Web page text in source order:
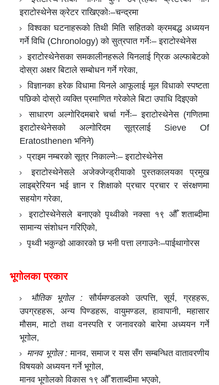
इराटोस्थेनेस क्रेटर राखिएकोः–चन्द्रमा
विश्वका घटनाहरूको तिथी मिति सहितको क्रमबद्ध अध्ययन
गर्ने विधि (Chronology) को सुत्रपात गर्नेः– इराटोस्थेनेस
इराटोस्थेनेसका समकालीनहरूले यिनलाई ग्रिक अल्फाबेटको
दोस्रा अक्षर बिटाले सम्बोधन गर्ने गरेका,
विज्ञानका हरेक विधामा यिनले आफूलाई मूल विधाको स्पष्टता
पछिको दोस्रो व्यक्ति प्रमाणित गरेकोले बिटा उपाधि दिइएको
साधारण अल्गोरिदमबारे चर्चा गर्नेः– इराटोस्थेनेस (गणितमा
इराटोस्थेनेसको अल्गोरिदम सूत्रलाई Sieve Of
Eratosthenen भनिने)
प्राइम नम्बरको सूत्र निकाल्नेः– इराटोस्थेनेस
इराटोस्थेनेसले अजेक्जेन्ड्रीयाको पुस्तकालयका प्रमुख
लाइब्रेरियन भई ज्ञान र शिक्षाको प्रचार प्रचार र संरक्षणमा
सहयोग गरेका,
इराटोस्थेनेसले बनाएको पृथ्वीको नक्सा १९ औँ शताब्दीमा
सामान्य संशोधन गरिएिको,
पृथ्वी भकुन्डो आकारको छ भनी पत्ता लगाउनेः–पाईथागोरस
भूगोलका प्रकार
भौतिक भूगोल : सौर्यमण्डलको उत्पत्ति, सूर्य, ग्रहहरू,
उपग्रहहरू, अन्य पिण्डहरू, वायुमण्डल, हावापानी, महासार
मौसम, माटो तथा वनस्पति र जनावरको बारेमा अध्ययन गर्ने
भूगोल,
मानव भूगोल : मानव, समाज र यस सँग सम्बन्धित वातावरणीय
विषयको अध्ययन गर्ने भूगोल,
मानव भूगोलको विकास १९ औँ शताब्दीमा भएको,